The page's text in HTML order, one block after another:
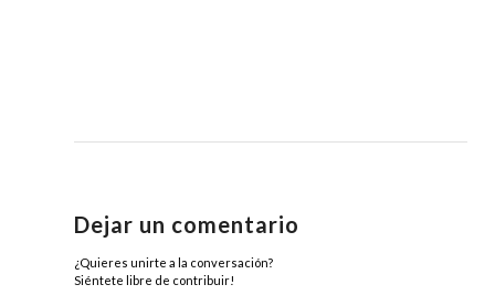
Dejar un comentario
¿Quieres unirte a la conversación?
Siéntete libre de contribuir!